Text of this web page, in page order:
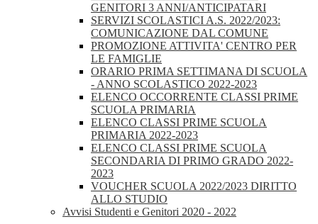
GENITORI 3 ANNI/ANTICIPATARI
SERVIZI SCOLASTICI A.S. 2022/2023:
COMUNICAZIONE DAL COMUNE
PROMOZIONE ATTIVITA' CENTRO PER
LE FAMIGLIE
ORARIO PRIMA SETTIMANA DI SCUOLA
- ANNO SCOLASTICO 2022-2023
ELENCO OCCORRENTE CLASSI PRIME
SCUOLA PRIMARIA
ELENCO CLASSI PRIME SCUOLA
PRIMARIA 2022-2023
ELENCO CLASSI PRIME SCUOLA
SECONDARIA DI PRIMO GRADO 2022-
2023
VOUCHER SCUOLA 2022/2023 DIRITTO
ALLO STUDIO
Avvisi Studenti e Genitori 2020 - 2022